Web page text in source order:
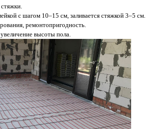
с шагом 10–15 см, заливается стяжкой 3–5 см.
ремонтопригодность.
высоты пола.